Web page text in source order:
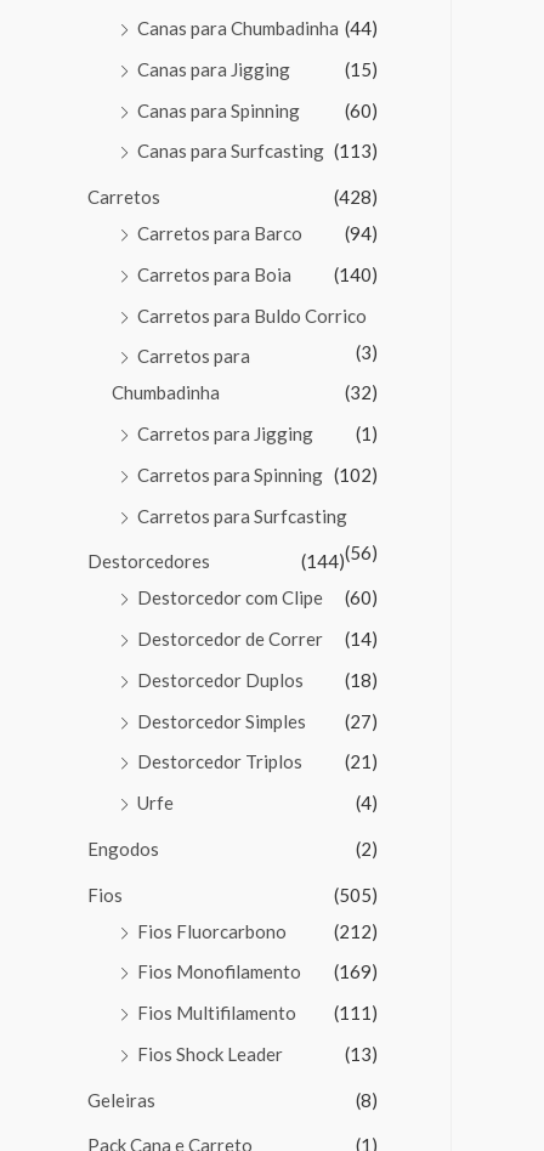
Canas para Chumbadinha (44)
Canas para Jigging
(15)
Canas para Spinning
(60)
Canas para Surfcasting (113)
Carretos
(428)
Carretos para Barco
(94)
Carretos para Boia
(140)
Carretos para Buldo Corrico
(3)
Carretos para
Chumbadinha
(32)
Carretos para Jigging
(1)
Carretos para Spinning (102)
Carretos para Surfcasting
(56)
Destorcedores
(144)
Destorcedor com Clipe
(60)
Destorcedor de Correr
(14)
Destorcedor Duplos
(18)
Destorcedor Simples
(27)
Destorcedor Triplos
(21)
Urfe
(4)
Engodos (2)
Fios
(505)
Fios Fluorcarbono
(212)
Fios Monofilamento
(169)
Fios Multifilamento
(111)
Fios Shock Leader
(13)
Geleiras (8)
Pack Cana e Carreto (1)